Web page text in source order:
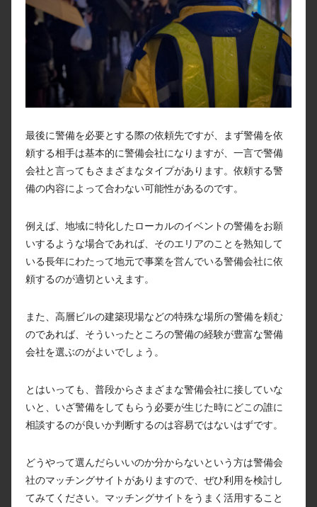
最後に警備を必要とする際の依頼先ですが、まず警備を依
頼する相手は基本的に警備会社になりますが、一言で警備
会社と言ってもさまざまなタイプがあります。依頼する警
備の内容によって合わない可能性があるのです。
例えば、地域に特化したローカルのイベントの警備をお願
いするような場合であれば、そのエリアのことを熟知して
いる長年にわたって地元で事業を営んでいる警備会社に依
頼するのが適切といえます。
また、高層ビルの建築現場などの特殊な場所の警備を頼む
のであれば、そういったところの警備の経験が豊富な警備
会社を選ぶのがよいでしょう。
とはいっても、普段からさまざまな警備会社に接していな
いと、いざ警備をしてもらう必要が生じた時にどこの誰に
相談するのが良いか判断するのは容易ではないはずです。
どうやって選んだらいいのか分からないという方は警備会
社のマッチングサイトがありますので、ぜひ利用を検討し
てみてください。マッチングサイトをうまく活用すること